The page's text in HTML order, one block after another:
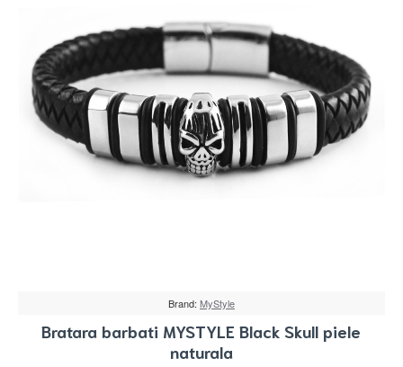
Brand: MyStyle
Bratara barbati MYSTYLE Black Skull piele
naturala